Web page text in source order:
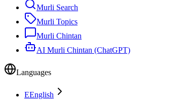
Murli Search
Murli Topics
Murli Chintan
AI Murli Chintan (ChatGPT)
Languages
EEnglish